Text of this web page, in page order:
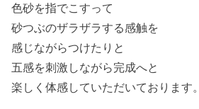
色砂を指でこすって
砂つぶのザラザラする感触を
感じながらつけたりと
五感を刺激しながら完成へと
楽しく体感していただいております。